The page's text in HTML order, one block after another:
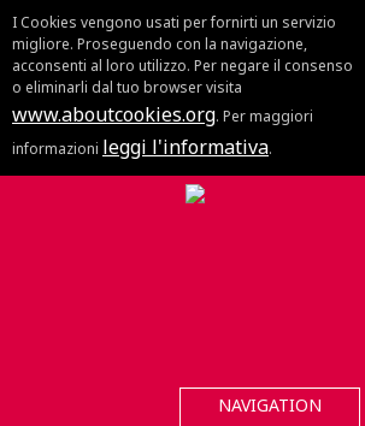
I Cookies vengono usati per fornirti un servizio
migliore. Proseguendo con la navigazione,
acconsenti al loro utilizzo. Per negare il consenso
o eliminarli dal tuo browser visita
www.aboutcookies.org. Per maggiori
informazioni leggi l'informativa.
NAVIGATION